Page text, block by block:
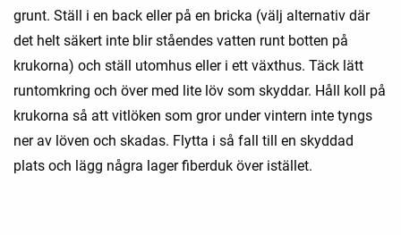
grunt. Ställ i en back eller på en bricka (välj alternativ där
det helt säkert inte blir ståendes vatten runt botten på
krukorna) och ställ utomhus eller i ett växthus. Täck lätt
runtomkring och över med lite löv som skyddar. Håll koll på
krukorna så att vitlöken som gror under vintern inte tyngs
ner av löven och skadas. Flytta i så fall till en skyddad
plats och lägg några lager fiberduk över istället.